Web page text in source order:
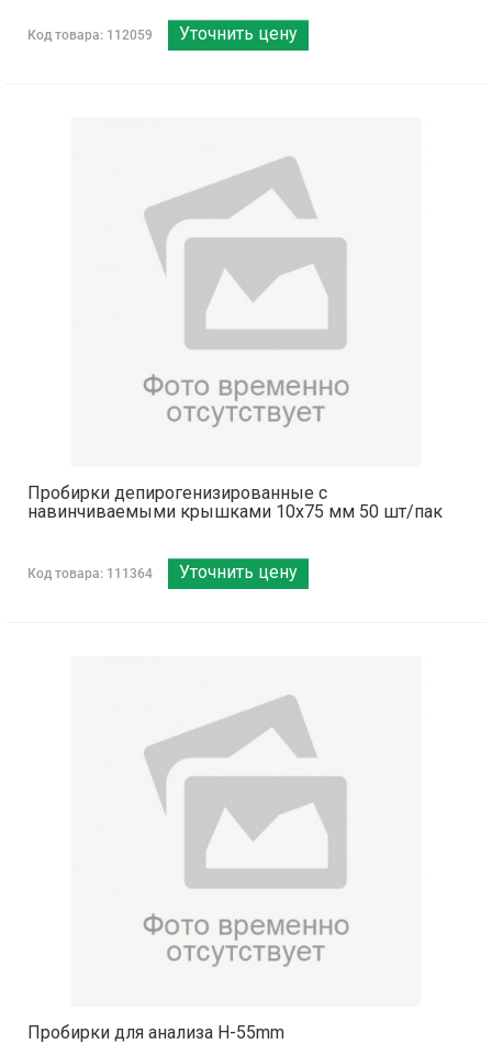
Код товара: 112059 Уточнить цену
Пробирки депирогенизированные с
навинчиваемыми крышками 10х75 мм 50 шт/пак
Код товара: 111364 Уточнить цену
Пробирки для анализа H-55mm